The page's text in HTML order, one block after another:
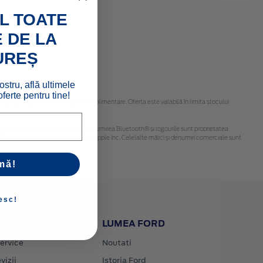
că pot fi necesare piese suplimentare. Oferta este valabilă în limita stocului
de la dealerul dvs. Ford. Denumirea Bluetooth® și logourile sunt proprietatea
și logourile sunt proprietatea Apple Inc. Celelalte mărci și denumiri comerciale sunt
LUMEA FORD
Noutati
Istoria Ford
TOATE
DE LA
află ultimele
pentru tine!